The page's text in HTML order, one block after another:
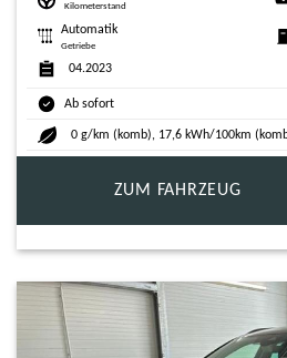
Kilometerstand
Automatik
Getriebe
04.2023
Ab sofort
0 g/km (komb), 17,6 kWh/100km
ZUM FAHRZEUG